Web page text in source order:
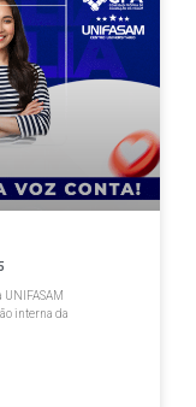
UNIFASAM
interna da